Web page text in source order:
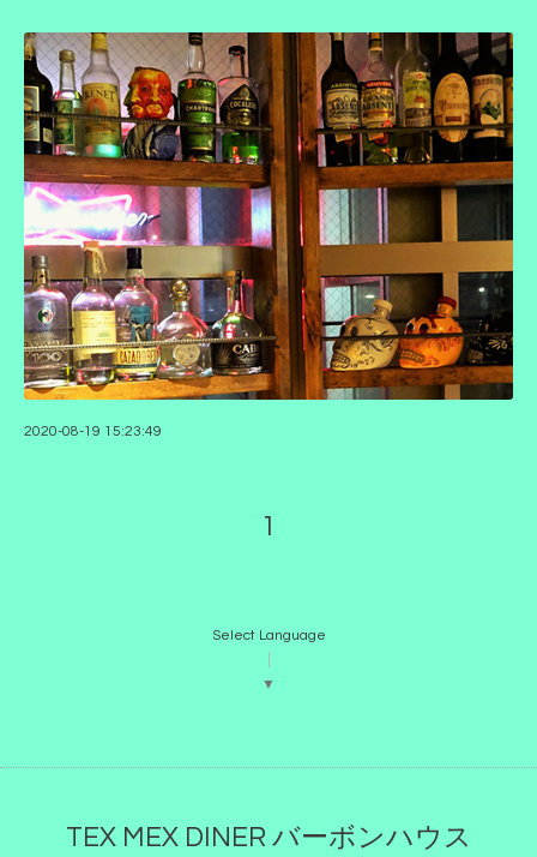
2020-08-19 15:23:49
1
Select Language
▼
TEX MEX DINER バーボンハウス